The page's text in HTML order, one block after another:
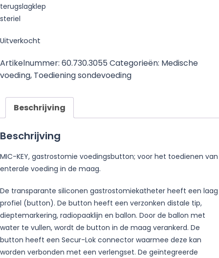
terugslagklep
steriel
Uitverkocht
Artikelnummer: 60.730.3055 Categorieën: Medische
voeding, Toediening sondevoeding
Beschrijving
Beschrijving
MIC-KEY, gastrostomie voedingsbutton; voor het toedienen van
enterale voeding in de maag.
De transparante siliconen gastrostomiekatheter heeft een laag
profiel (button). De button heeft een verzonken distale tip,
dieptemarkering, radiopaaklijn en ballon. Door de ballon met
water te vullen, wordt de button in de maag verankerd. De
button heeft een Secur-Lok connector waarmee deze kan
worden verbonden met een verlengset. De geïntegreerde